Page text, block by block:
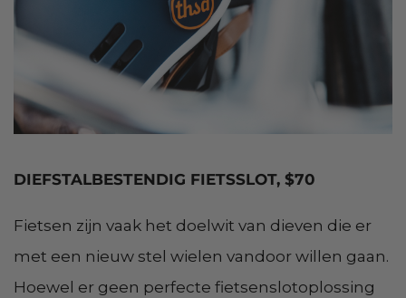
DIEFSTALBESTENDIG FIETSSLOT, $70
Fietsen zijn vaak het doelwit van dieven die er
met een nieuw stel wielen vandoor willen gaan.
Hoewel er geen perfecte fietsenslotoplossing